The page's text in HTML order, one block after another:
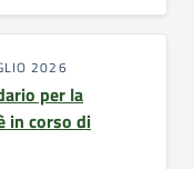
2026
per la
in corso di